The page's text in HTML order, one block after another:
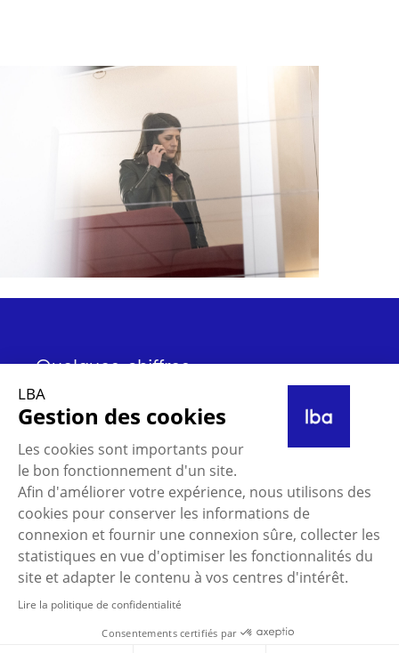
Quelques chiffres
1998
Création de La Bonne Agence
+25
Collaborateurs
LBA
Gestion des cookies
Les cookies sont importants pour
le bon fonctionnement d'un site.
Afin d'améliorer votre expérience, nous utilisons des
cookies pour conserver les informations de
connexion et fournir une connexion sûre, collecter les
statistiques en vue d'optimiser les fonctionnalités du
site et adapter le contenu à vos centres d'intérêt.
Lire la politique de confidentialité
Consentements certifiés par